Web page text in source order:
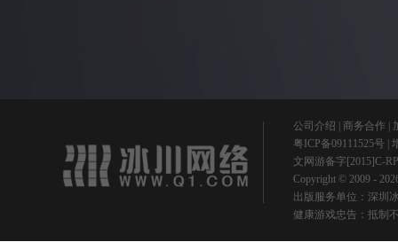
公司介绍 商务合作
粤ICP备09111525号 |
文网游备字[2015]C-
Copyright © 2009 -
出版服务单位：深圳
健康游戏忠告：抵制